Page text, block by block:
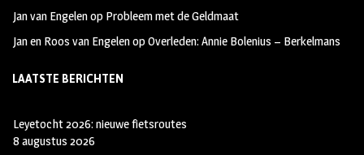
Jan van Engelenop Probleem met de Geldmaat
Jan en Roos van EngelenopOverleden: Annie Bolenius – Berkelmans
LAATSTE BERICHTEN
Leyetocht 2026: nieuwe fietsroutes
8 augustus 2026